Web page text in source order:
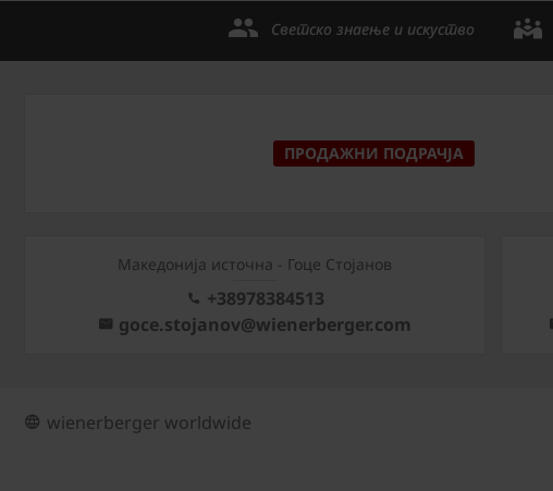
Светско знаење и искуство
ПРОДАЖНИ ПОДРАЧЈА
Македонија источна - Гоце Стојанов
+38978384513
goce.stojanov@wienerberger.com
wienerberger worldwide